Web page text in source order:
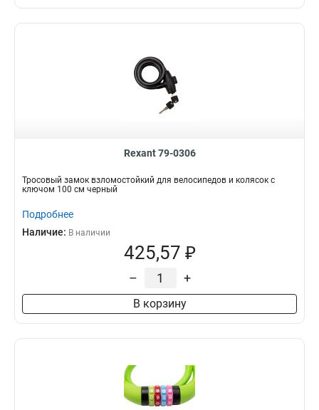
Rexant 79-0306
Тросовый замок взломостойкий для велосипедов и колясок с
ключом 100 см черный
Подробнее
Наличие: В наличии
425,57 ₽
– +
В корзину